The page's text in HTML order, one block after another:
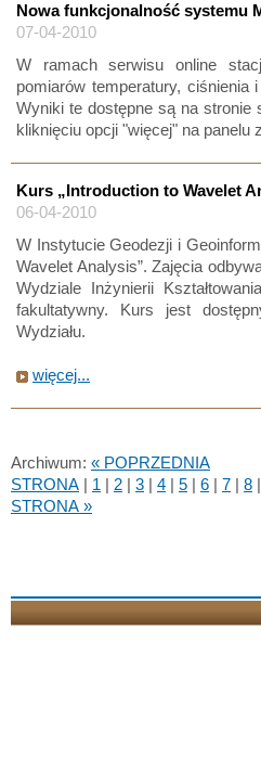
Nowa funkcjonalność systemu
07-04-2010
W ramach serwisu online
pomiarów temperatury,
Wyniki te dostępne są na stronie
kliknięciu opcji "więcej" na
Kurs „Introduction to Wavelet
06-04-2010
W Instytucie Geodezji i
Wavelet Analysis”. Zajęcia
Wydziale Inżynierii
fakultatywny. Kurs jest
Wydziału.
więcej...
Archiwum: « POPRZEDNIA
STRONA | 1 | 2 | 3 | 4 | 5 | 6 | 7 | 8 |
STRONA »